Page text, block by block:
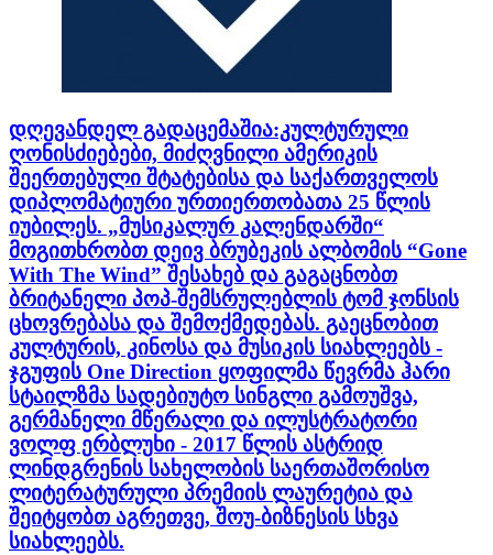
დღევანდელ გადაცემაშია:კულტურული
ღონისძიებები, მიძღვნილი ამერიკის
შეერთებული შტატებისა და საქართველოს
დიპლომატიური ურთიერთობათა 25 წლის
იუბილეს. „მუსიკალურ კალენდარში“
მოგითხრობთ დეივ ბრუბეკის ალბომის “Gone
With The Wind” შესახებ და გაგაცნობთ
ბრიტანელი პოპ-შემსრულებლის ტომ ჯონსის
ცხოვრებასა და შემოქმედებას. გაეცნობით
კულტურის, კინოსა და მუსიკის სიახლეებს -
ჯგუფის One Direction ყოფილმა წევრმა ჰარი
სტაილზმა სადებიუტო სინგლი გამოუშვა,
გერმანელი მწერალი და ილუსტრატორი
ვოლფ ერბლუხი - 2017 წლის ასტრიდ
ლინდგრენის სახელობის საერთაშორისო
ლიტერატურული პრემიის ლაურეტია და
შეიტყობთ აგრეთვე, შოუ-ბიზნესის სხვა
სიახლეებს.